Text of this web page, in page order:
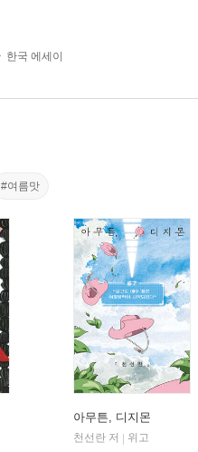
한국 에세이
#여름맛
아무튼, 디지몬
천선란 저
위고